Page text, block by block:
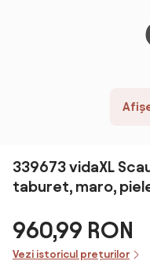
339673 vidaXL
taburet, maro,
960,99 RON
Vezi istoricul prețurilor